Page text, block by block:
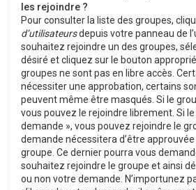
les rejoindre ?
Pour consulter la liste des groupes,
d’utilisateursdepuis votre panneau de
souhaitez rejoindre un des groupes,
désiré et cliquez sur le bouton
groupes ne sont pas en libre accès.
nécessiter une approbation, certains
peuvent même être masqués. Si le
vous pouvez le rejoindre librement. Si
demande », vous pouvez rejoindre le
demande nécessitera d’être
groupe. Ce dernier pourra vous
souhaitez rejoindre le groupe et ainsi
ou non votre demande. N’importunez